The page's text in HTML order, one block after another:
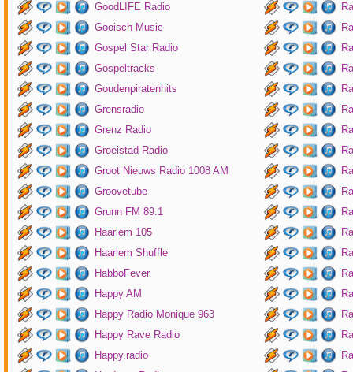
GoodLIFE Radio
Gooisch Music
Gospel Star Radio
Gospeltracks
Goudenpiratenhits
Grensradio
Grenz Radio
Groeistad Radio
Groot Nieuws Radio 1008 AM
Groovetube
Grunn FM 89.1
Haarlem 105
Haarlem Shuffle
HabboFever
Happy AM
Happy Radio Monique 963
Happy Rave Radio
Happy.radio